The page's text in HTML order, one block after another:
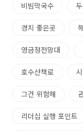
비빔막국수
경치 좋은곳
영금정전망대
호수산책로
그건 위험해
리더십 실행 포인트